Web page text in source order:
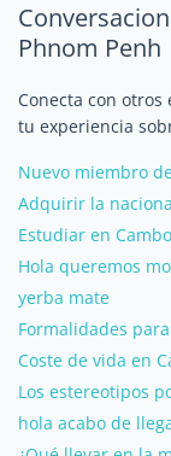
Phnom Penh
Conecta con
tu experiencia
Nuevo miembro
Adquirir la
Estudiar en
Hola queremos
yerba mate
Formalidades
Coste de vida en
Los estereotipos
hola acabo de